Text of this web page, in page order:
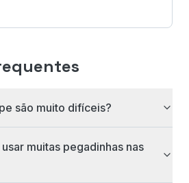
são muito difíceis?
muitas pegadinhas nas